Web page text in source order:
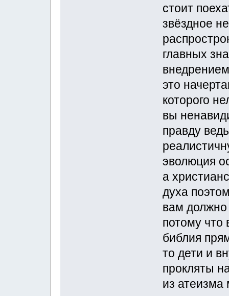
стоит
звёздное
главных
это
которого
вы
правду
эволюция
а
духа
вам
потому что
библия
то дети и
прокляты
из